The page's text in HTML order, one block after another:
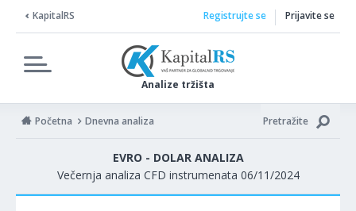
KapitalRS
Analize tržišta
Registrujte se Prijavite se
Početna Dnevna analiza Pretražite
EVRO - DOLAR ANALIZA
Večernja analiza CFD instrumenata 06/11/2024